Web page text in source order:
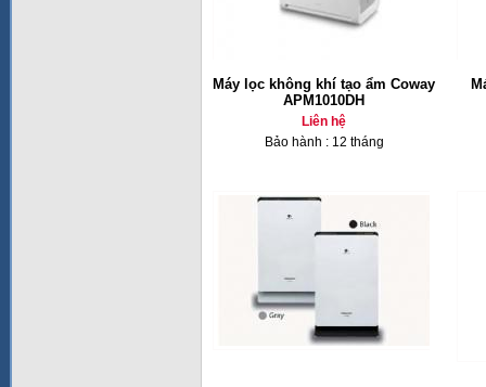
Máy lọc không khí tạo ẩm Coway
APM1010DH
Liên hệ
Bảo hành : 12 tháng